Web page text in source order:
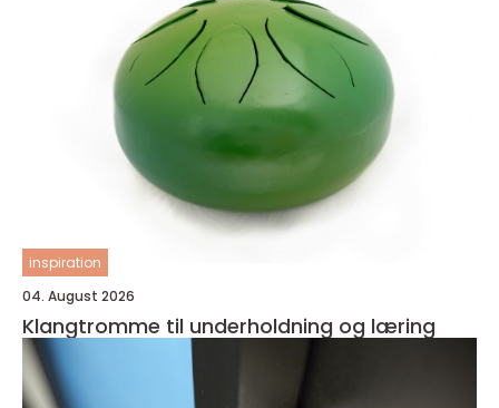
inspiration
04. August 2026
Klangtromme til underholdning og læring